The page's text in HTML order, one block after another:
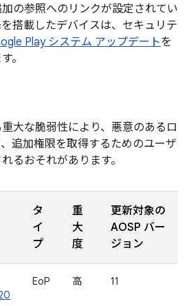
の参照へのリンクが設定されてい
搭載したデバイスは、セキュリテ
Play システム アップデートを
。
大な脆弱性により、悪意のあるロ
追加権限を取得するためのユーザ
るおそれがあります。
タ
イ
プ
重
大
度
更新対象の
AOSP バー
ジョン
EoP 高 11